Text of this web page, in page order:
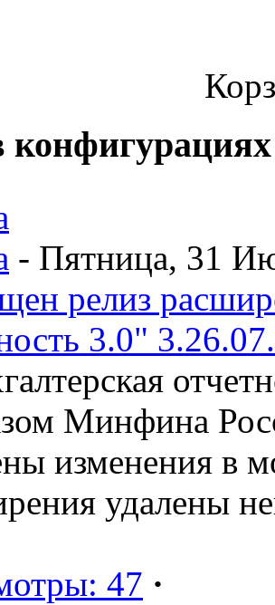
конфигурациях
- Пятница, 31
релиз
3.0"
Минфина
изменения в
удалены
47 ·